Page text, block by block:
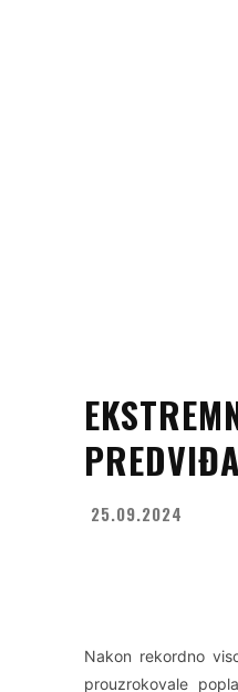
25.09.2024
Nakon rekordno
prouzrokovale